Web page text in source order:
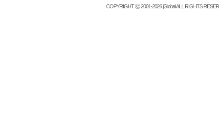
COPYRIGHT ⓒ 2001-2026 jGlobal ALL RIGHTS